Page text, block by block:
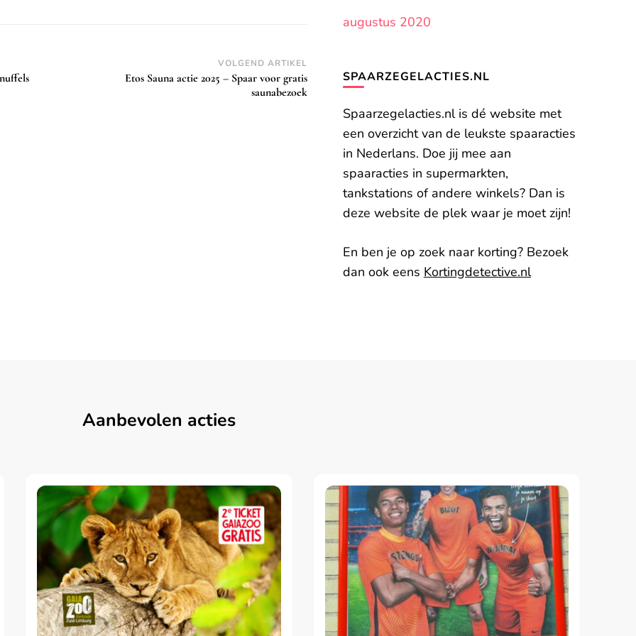
VOLGEND ARTIKEL
Etos Sauna actie 2025 – Spaar voor gratis
saunabezoek
augustus 2020
SPAARZEGELACTIES.NL
Spaarzegelacties.nl is dé website met
een overzicht van de leukste spaaracties
in Nederlans. Doe jij mee aan
spaaracties in supermarkten,
tankstations of andere winkels? Dan is
deze website de plek waar je moet zijn!
En ben je op zoek naar korting? Bezoek
dan ook eens Kortingdetective.nl
Aanbevolen acties